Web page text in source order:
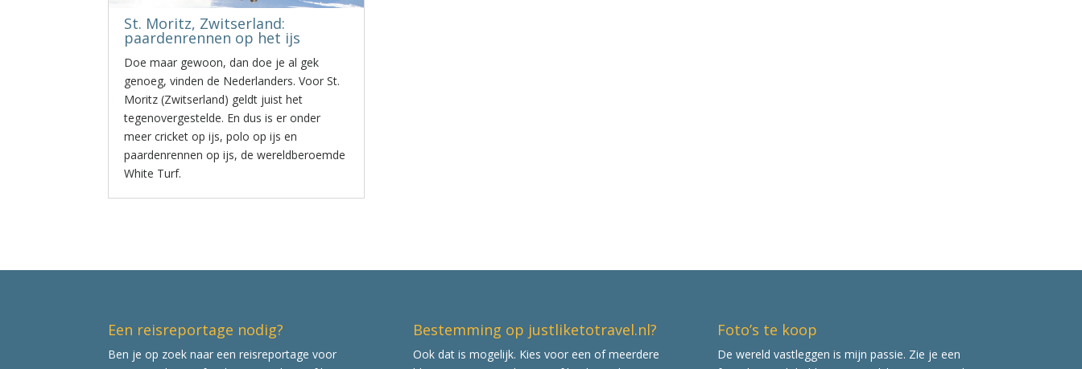
St. Moritz, Zwitserland:
paardenrennen op het ijs
Doe maar gewoon, dan doe je al gek
genoeg, vinden de Nederlanders. Voor St.
Moritz (Zwitserland) geldt juist het
tegenovergestelde. En dus is er onder
meer cricket op ijs, polo op ijs en
paardenrennen op ijs, de wereldberoemde
White Turf.
Een reisreportage nodig?
Ben je op zoek naar een reisreportage voor
Bestemming op justliketotravel.nl?
Ook dat is mogelijk. Kies voor een of meerdere
Foto’s te koop
De wereld vastleggen is mijn passie. Zie je een